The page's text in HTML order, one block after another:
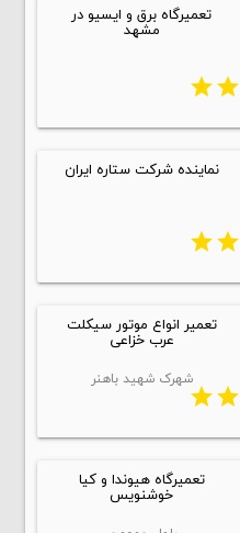
تعمیرگاه برق و ایسیو در
مشهد
star
star
نماینده شرکت ستاره ایران
star
star
تعمیر انواع موتور سیکلت
عرب خزاعی
شهرک شهید باهنر
star
star
تعمیرگاه هیوندا و کیا
خوشنویس